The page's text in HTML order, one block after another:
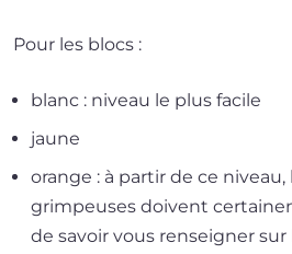
̈Pour les blocs :
blanc : niveau le plus facile
jaune
orange : à par­tir de ce
grim­peuses doivent
de savoir vous ren­sei­gner sur